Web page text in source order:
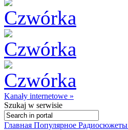
Kanały internetowe »
Szukaj w serwisie
Главная Популярное Радиосюжеты